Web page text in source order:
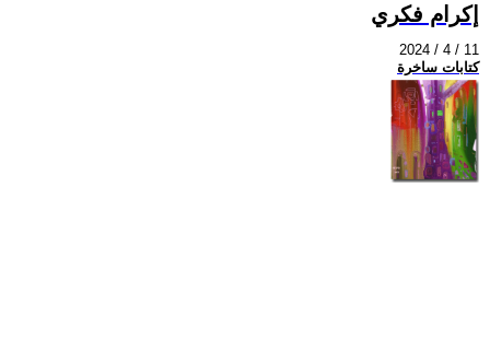
إكرام فكري
2024 / 4 / 11
كتابات ساخرة